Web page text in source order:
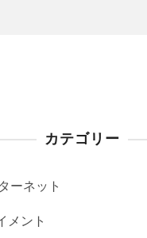
カテゴリー
ーネット
メント